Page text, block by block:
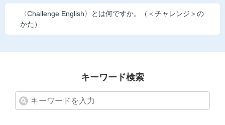
〈Challenge English〉とは何ですか。（＜チャレンジ＞の
かた）
キーワード検索